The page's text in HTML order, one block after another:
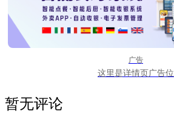
广告
这里是详情页广告位
暂无评论